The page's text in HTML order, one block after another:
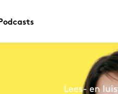
Lees- en